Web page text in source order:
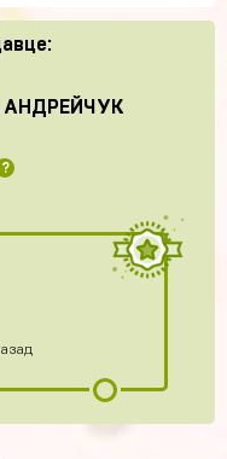
АНДРЕЙЧУК
?